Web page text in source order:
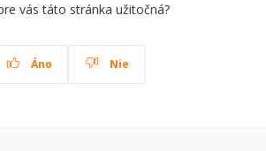
vás táto stránka užitočná?
Áno Nie